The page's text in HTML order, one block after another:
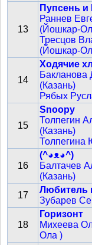
13
Пупсень и
Раннев
(Йошкар-
Тресцов
(Йошкар-
14
Ходячие
Бакланова
(Казань)
Рябых
15
Snoopy
Толпегин
(Казань)
Толпегина
16
(^◕ᴥ◕^)
Балтачев
(Казань)
17
Любитель
Зубарев
18
Горизонт
Михеева
Ола )